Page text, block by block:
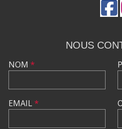
NOUS
NOM *
EMAIL*